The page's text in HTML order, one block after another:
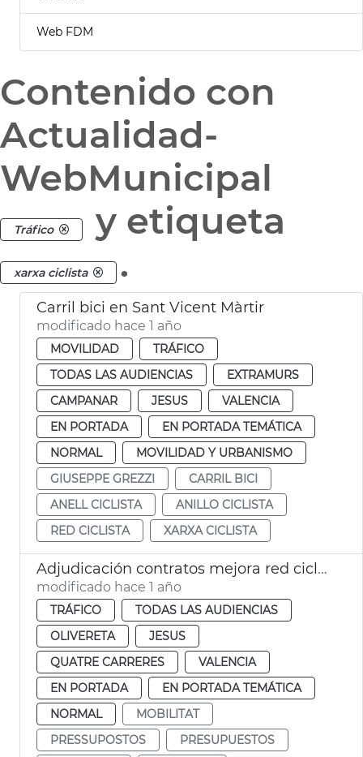
Web FDM
Contenido con
Actualidad-
WebMunicipal
Tráfico y etiqueta
xarxa ciclista .
Carril bici en Sant Vicent Màrtir
modificado hace 1 año
MOVILIDAD
TRÁFICO
TODAS LAS AUDIENCIAS
EXTRAMURS
CAMPANAR
JESUS
VALENCIA
EN PORTADA
EN PORTADA TEMÁTICA
NORMAL
MOVILIDAD Y URBANISMO
GIUSEPPE GREZZI
CARRIL BICI
ANELL CICLISTA
ANILLO CICLISTA
RED CICLISTA
XARXA CICLISTA
Adjudicación contratos mejora red ciclista en 4 distritos
modificado hace 1 año
TRÁFICO
TODAS LAS AUDIENCIAS
OLIVERETA
JESUS
QUATRE CARRERES
VALENCIA
EN PORTADA
EN PORTADA TEMÁTICA
NORMAL
MOBILITAT
PRESSUPOSTOS
PRESUPUESTOS